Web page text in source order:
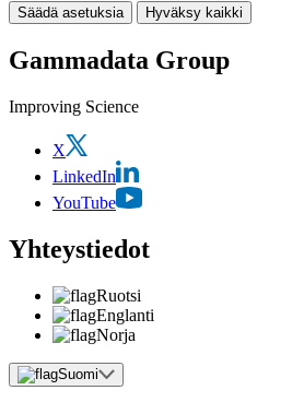
Säädä asetuksia Hyväksy kaikki
Gammadata Group
Improving Science
X
LinkedIn
YouTube
Yhteystiedot
Ruotsi
Englanti
Norja
Suomi